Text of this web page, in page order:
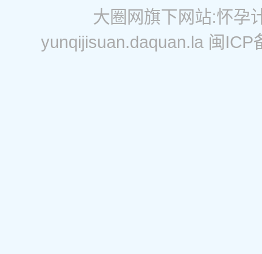
大圈网旗下网站:怀孕
yunqijisuan.daquan.la 闽ICP